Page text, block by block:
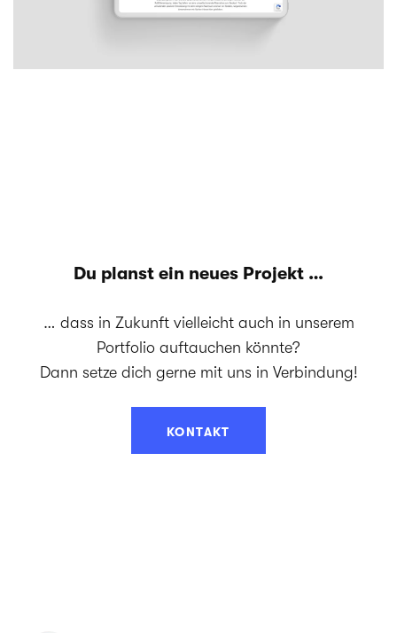
Du planst ein neues Projekt …
… dass in Zukunft vielleicht auch in unserem
Portfolio auftauchen könnte?
Dann setze dich gerne mit uns in Verbindung!
KONTAKT